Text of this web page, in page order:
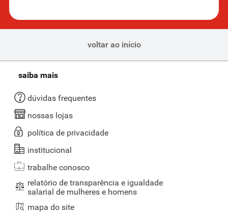
voltar ao início
saiba mais
dúvidas frequentes
nossas lojas
política de privacidade
institucional
trabalhe conosco
relatório de transparência e igualdade
salarial de mulheres e homens
mapa do site